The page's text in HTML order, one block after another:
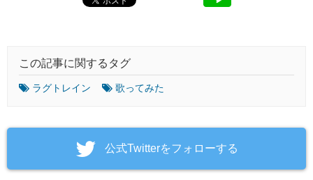
この記事に関するタグ
ラグトレイン 歌ってみた
‎公式Twitterをフォローする